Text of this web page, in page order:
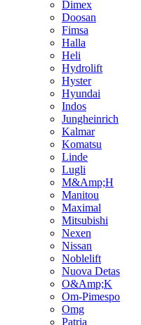
Dimex
Doosan
Fimsa
Halla
Heli
Hydrolift
Hyster
Hyundai
Indos
Jungheinrich
Kalmar
Komatsu
Linde
Lugli
M&Amp;H
Manitou
Maximal
Mitsubishi
Nexen
Nissan
Noblelift
Nuova Detas
O&Amp;K
Om-Pimespo
Omg
Patria